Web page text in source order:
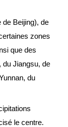
de Beijing), de
zones
que des
du Jiangsu, de
du
le centre.